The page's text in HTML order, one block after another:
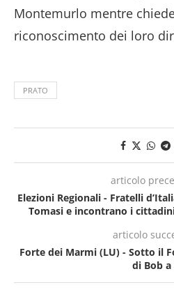
Montemurlo mentre
riconoscimento dei loro
PRATO
articolo
Elezioni Regionali - Fratelli
Tomasi e incontrano i
articolo
Forte dei Marmi (LU) - Sotto il
di Bob a